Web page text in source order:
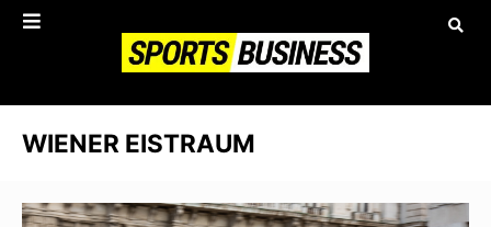
WIENER EISTRAUM